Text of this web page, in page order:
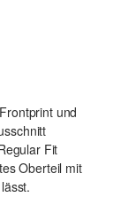
und
Fit
Oberteil mit